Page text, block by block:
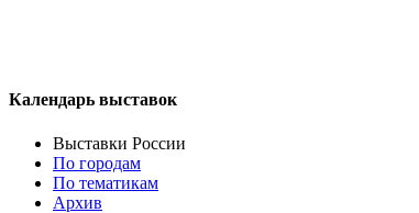
Календарь выставок
Выставки России
По городам
По тематикам
Архив